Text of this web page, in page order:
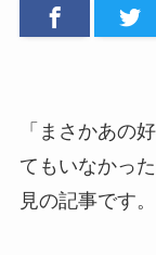
「まさかあの
てもいなかっ
見の記事です。